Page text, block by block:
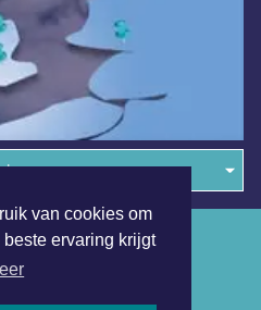
van cookies om
ervaring krijgt